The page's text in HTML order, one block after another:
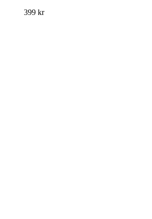
399 kr